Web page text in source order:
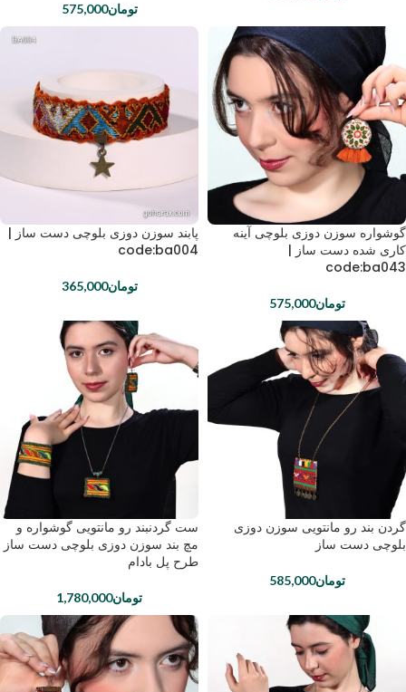
تومان575,000
گوشواره سوزن دوزی بلوچی آینه
کاری شده دست ساز |
code:ba043
تومان575,000
پابند سوزن دوزی بلوچی دست ساز |
code:ba004
تومان365,000
گردن بند رو مانتویی سوزن دوزی
بلوچی دست ساز
تومان585,000
ست گردنبند رو مانتویی گوشواره و
مچ بند سوزن دوزی بلوچی دست ساز
طرح پل بادام
تومان1,780,000